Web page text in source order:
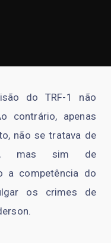
do TRF-1 não
contrário, apenas
não se tratava de
mas sim de
a competência do
os crimes de